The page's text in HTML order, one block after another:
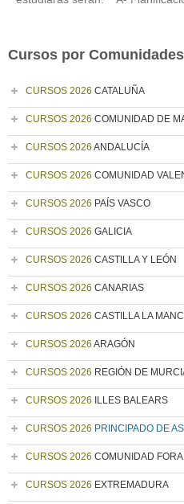
Cursos por Comunidades
CURSOS 2026 CATALUÑA
CURSOS 2026 COMUNIDAD DE
CURSOS 2026 ANDALUCÍA
CURSOS 2026 COMUNIDAD
CURSOS 2026 PAÍS VASCO
CURSOS 2026 GALICIA
CURSOS 2026 CASTILLA Y LEÓN
CURSOS 2026 CANARIAS
CURSOS 2026 CASTILLA LA
CURSOS 2026 ARAGÓN
CURSOS 2026 REGIÓN DE
CURSOS 2026 ILLES BALEARS
CURSOS 2026 PRINCIPADO DE
CURSOS 2026 COMUNIDAD
CURSOS 2026 EXTREMADURA